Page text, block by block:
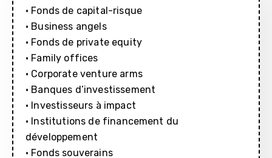
• Fonds de capital-risque
• Business angels
• Fonds de private equity
• Family offices
• Corporate venture arms
• Banques d’investissement
• Investisseurs à impact
• Institutions de financement du
développement
• Fonds souverains